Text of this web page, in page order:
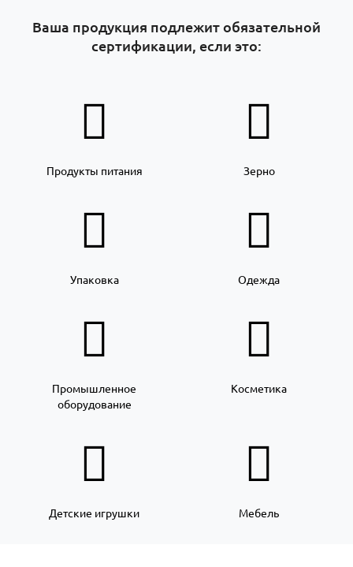
Ваша продукция подлежит обязательной
сертификации, если это:
Продукты питания Зерно
Упаковка Одежда
Промышленное
оборудование
Косметика
Детские игрушки Мебель